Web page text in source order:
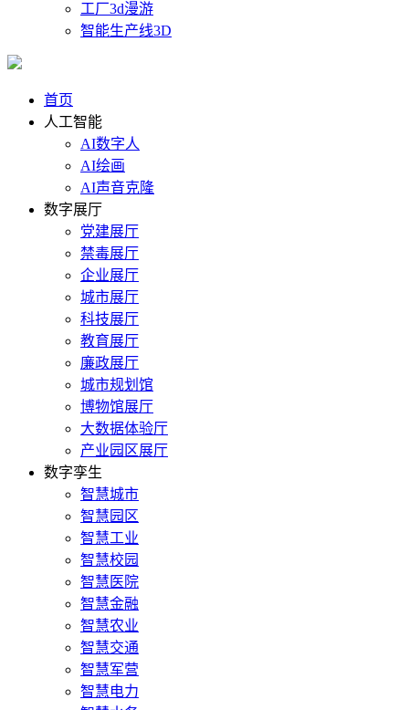
工厂3d漫游
智能生产线3D
首页
人工智能
AI数字人
AI绘画
AI声音克隆
数字展厅
党建展厅
禁毒展厅
企业展厅
城市展厅
科技展厅
教育展厅
廉政展厅
城市规划馆
博物馆展厅
大数据体验厅
产业园区展厅
数字孪生
智慧城市
智慧园区
智慧工业
智慧校园
智慧医院
智慧金融
智慧农业
智慧交通
智慧军营
智慧电力